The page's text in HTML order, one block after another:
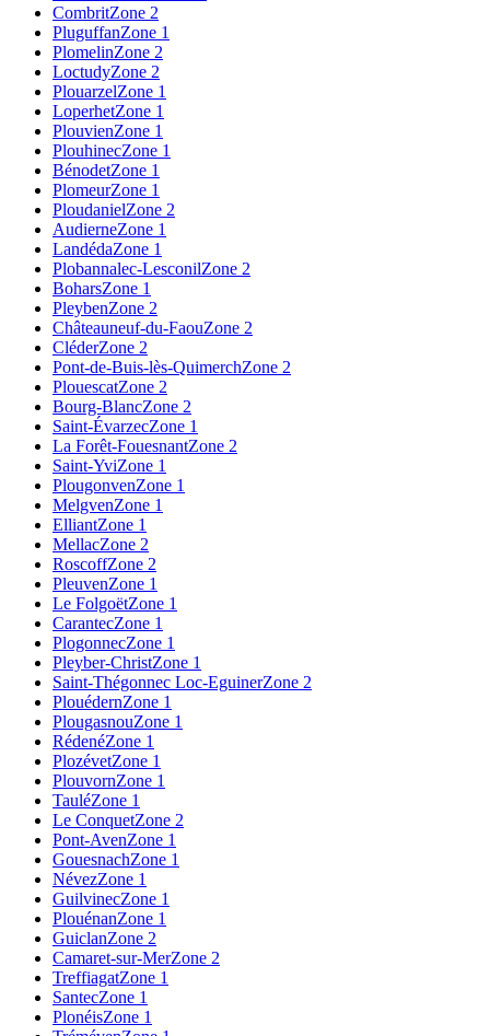
CombritZone 2
PluguffanZone 1
PlomelinZone 2
LoctudyZone 2
PlouarzelZone 1
LoperhetZone 1
PlouvienZone 1
PlouhinecZone 1
BénodetZone 1
PlomeurZone 1
PloudanielZone 2
AudierneZone 1
LandédaZone 1
Plobannalec-LesconilZone 2
BoharsZone 1
PleybenZone 2
Châteauneuf-du-FaouZone 2
CléderZone 2
Pont-de-Buis-lès-QuimerchZone 2
PlouescatZone 2
Bourg-BlancZone 2
Saint-ÉvarzecZone 1
La Forêt-FouesnantZone 2
Saint-YviZone 1
PlougonvenZone 1
MelgvenZone 1
ElliantZone 1
MellacZone 2
RoscoffZone 2
PleuvenZone 1
Le FolgoëtZone 1
CarantecZone 1
PlogonnecZone 1
Pleyber-ChristZone 1
Saint-Thégonnec Loc-EguinerZone 2
PlouédernZone 1
PlougasnouZone 1
RédenéZone 1
PlozévetZone 1
PlouvornZone 1
TauléZone 1
Le ConquetZone 2
Pont-AvenZone 1
GouesnachZone 1
NévezZone 1
GuilvinecZone 1
PlouénanZone 1
GuiclanZone 2
Camaret-sur-MerZone 2
TreffiagatZone 1
SantecZone 1
PlonéisZone 1